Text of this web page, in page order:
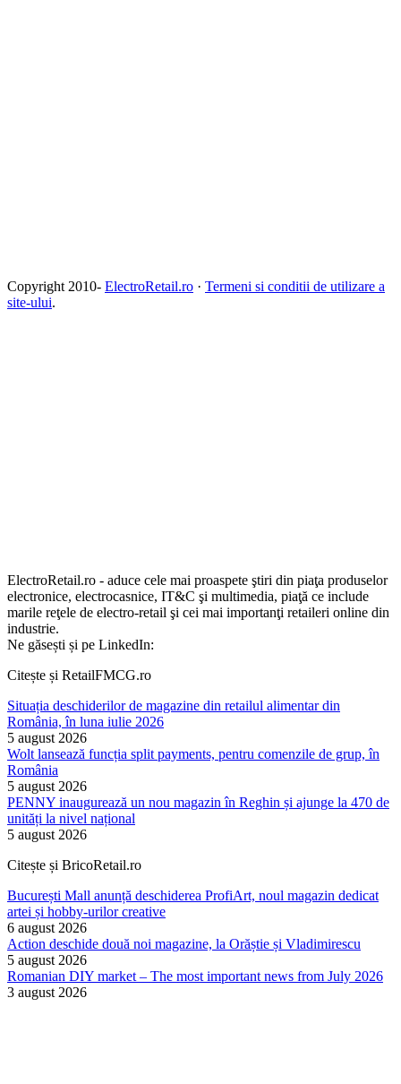
Copyright 2010- ElectroRetail.ro · Termeni si conditii de utilizare a
site-ului.
ElectroRetail.ro - aduce cele mai proaspete ştiri din piaţa produselor
electronice, electrocasnice, IT&C şi multimedia, piaţă ce include
marile reţele de electro-retail şi cei mai importanţi retaileri online din
industrie.
Ne găsești și pe LinkedIn:
Citește și RetailFMCG.ro
Situația deschiderilor de magazine din retailul alimentar din
România, în luna iulie 2026
5 august 2026
Wolt lansează funcția split payments, pentru comenzile de grup, în
România
5 august 2026
PENNY inaugurează un nou magazin în Reghin și ajunge la 470 de
unități la nivel național
5 august 2026
Citește și BricoRetail.ro
București Mall anunță deschiderea ProfiArt, noul magazin dedicat
artei și hobby-urilor creative
6 august 2026
Action deschide două noi magazine, la Orăștie și Vladimirescu
5 august 2026
Romanian DIY market – The most important news from July 2026
3 august 2026